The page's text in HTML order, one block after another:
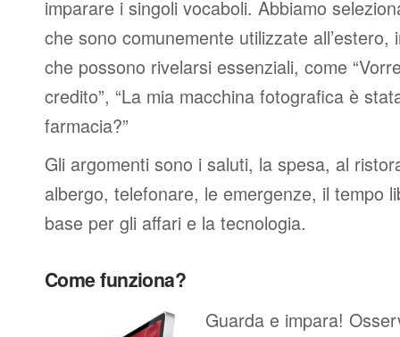
imparare i singoli vocaboli. Abbiamo
che sono comunemente utilizzate
che possono rivelarsi essenziali, come
credito”, “La mia macchina fotografica è
farmacia?”
Gli argomenti sono i saluti, la spesa, al
albergo, telefonare, le emergenze, il tempo
base per gli affari e la tecnologia.
Come funziona?
Guarda e impara!